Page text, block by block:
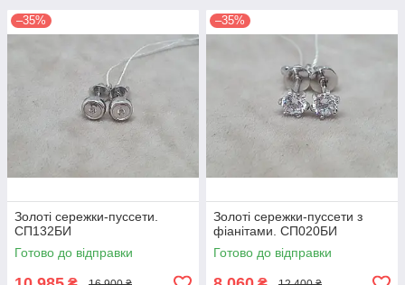
–35%
Золоті сережки-пуссети.
СП132БИ
Готово до відправки
–35%
Золоті сережки-пуссети з
фіанітами. СП020БИ
Готово до відправки